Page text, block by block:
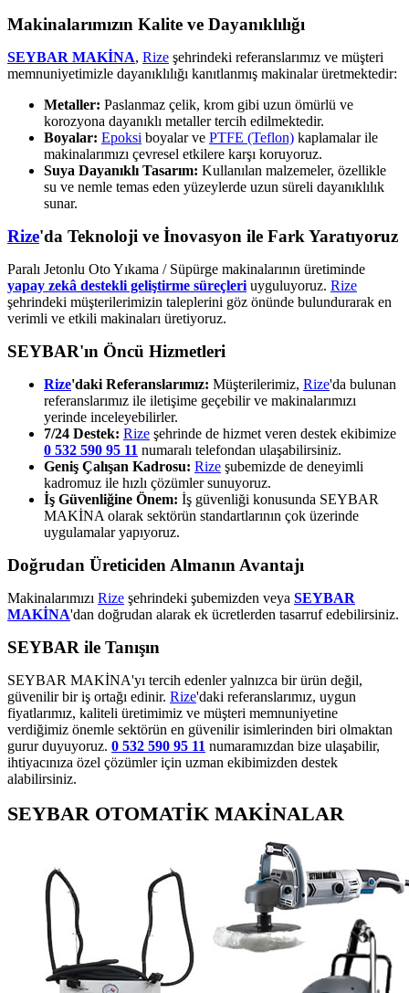
Makinalarımızın Kalite ve Dayanıklılığı
SEYBAR MAKİNA, Rize şehrindeki referanslarımız ve müşteri
memnuniyetimizle dayanıklılığı kanıtlanmış makinalar üretmektedir:
Metaller: Paslanmaz çelik, krom gibi uzun ömürlü ve
korozyona dayanıklı metaller tercih edilmektedir.
Boyalar: Epoksi boyalar ve PTFE (Teflon) kaplamalar ile
makinalarımızı çevresel etkilere karşı koruyoruz.
Suya Dayanıklı Tasarım: Kullanılan malzemeler, özellikle
su ve nemle temas eden yüzeylerde uzun süreli dayanıklılık
sunar.
Rize'da Teknoloji ve İnovasyon ile Fark Yaratıyoruz
Paralı Jetonlu Oto Yıkama / Süpürge makinalarının üretiminde
yapay zekâ destekli geliştirme süreçleri uyguluyoruz. Rize
şehrindeki müşterilerimizin taleplerini göz önünde bulundurarak en
verimli ve etkili makinaları üretiyoruz.
SEYBAR'ın Öncü Hizmetleri
Rize'daki Referanslarımız: Müşterilerimiz, Rize'da bulunan
referanslarımız ile iletişime geçebilir ve makinalarımızı
yerinde inceleyebilirler.
7/24 Destek: Rize şehrinde de hizmet veren destek ekibimize
0 532 590 95 11 numaralı telefondan ulaşabilirsiniz.
Geniş Çalışan Kadrosu: Rize şubemizde de deneyimli
kadromuz ile hızlı çözümler sunuyoruz.
İş Güvenliğine Önem: İş güvenliği konusunda SEYBAR
MAKİNA olarak sektörün standartlarının çok üzerinde
uygulamalar yapıyoruz.
Doğrudan Üreticiden Almanın Avantajı
Makinalarımızı Rize şehrindeki şubemizden veya SEYBAR
MAKİNA'dan doğrudan alarak ek ücretlerden tasarruf edebilirsiniz.
SEYBAR ile Tanışın
SEYBAR MAKİNA'yı tercih edenler yalnızca bir ürün değil,
güvenilir bir iş ortağı edinir. Rize'daki referanslarımız, uygun
fiyatlarımız, kaliteli üretimimiz ve müşteri memnuniyetine
verdiğimiz önemle sektörün en güvenilir isimlerinden biri olmaktan
gurur duyuyoruz. 0 532 590 95 11 numaramızdan bize ulaşabilir,
ihtiyacınıza özel çözümler için uzman ekibimizden destek
alabilirsiniz.
SEYBAR OTOMATİK MAKİNALAR